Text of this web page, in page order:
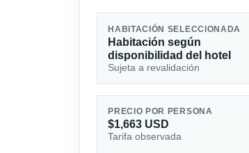
HABITACIÓN SELECCIONADA
Habitación según
disponibilidad del hotel
Sujeta a revalidación
PRECIO POR PERSONA
$1,663 USD
Tarifa observada